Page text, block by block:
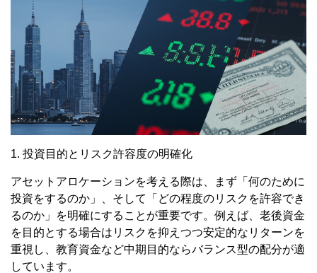
1. 投資目的とリスク許容度の明確化
アセットアロケーションを考える際は、まず「何のために
投資をするのか」、そして「どの程度のリスクを許容でき
るのか」を明確にすることが重要です。例えば、老後資金
を目的とする場合はリスクを抑えつつ安定的なリターンを
重視し、教育資金など中期目的ならバランス型の配分が適
しています。